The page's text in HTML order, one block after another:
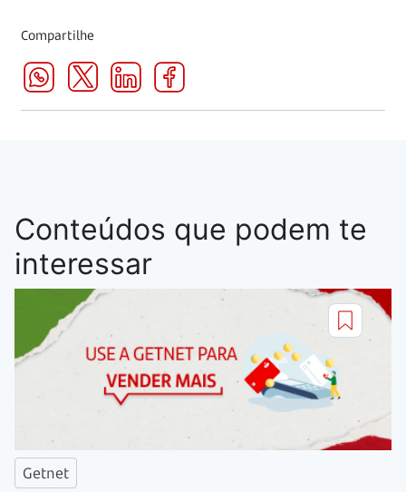
Compartilhe
Conteúdos que podem te
interessar
Getnet